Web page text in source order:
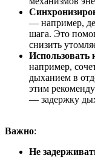
— например,
шага. Это
снизить
например,
дыханием в
этим
— задержку
Важно:
Не